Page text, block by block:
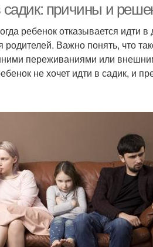
садик: причины и
ребенок отказывается идти
Важно понять, что
переживаниями или
не хочет идти в садик, и